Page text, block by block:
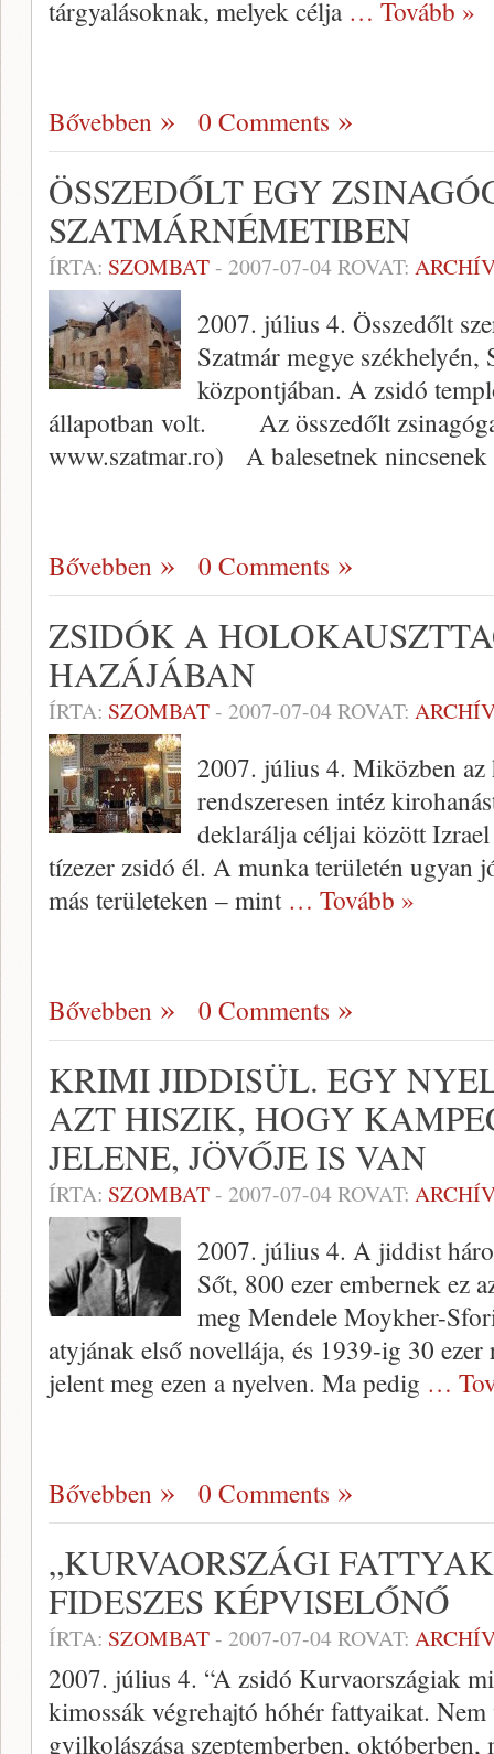
tárgyalásoknak, melyek célja … Tovább »
Bővebben 0 Comments
ÖSSZEDŐLT EGY
SZATMÁRNÉMETIBEN
ÍRTA: SZOMBAT- 2007-07-04ROVAT:
2007. július 4. Összedőlt
Szatmár megye székhelyén,
központjában. A zsidó
állapotban volt. Az összedőlt
www.szatmar.ro) A balesetnek
Bővebben 0 Comments
ZSIDÓK A
HAZÁJÁBAN
ÍRTA: SZOMBAT- 2007-07-04ROVAT:
2007. július 4. Miközben
rendszeresen intéz
deklarálja céljai között
tízezer zsidó él. A munka területén ugyan
más területeken – mint … Tovább »
Bővebben 0 Comments
KRIMI JIDDISÜL. EGY
AZT HISZIK, HOGY
JELENE, JÖVŐJE IS VAN
ÍRTA: SZOMBAT- 2007-07-04ROVAT:
2007. július 4. A jiddist
Sőt, 800 ezer embernek ez
meg Mendele Moykher-
atyjának első novellája, és 1939-ig 30 ezer
jelent meg ezen a nyelven. Ma pedig …
Bővebben 0 Comments
„KURVAORSZÁGI
FIDESZES KÉPVISELŐNŐ
ÍRTA: SZOMBAT- 2007-07-04ROVAT:
2007. július 4. “A zsidó Kurvaországiak
kimossák végrehajtó hóhér fattyaikat.
gyilkolászása szeptemberben, októberben,